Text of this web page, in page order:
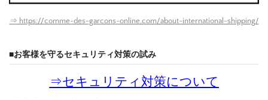
⇒ https://comme-des-garcons-online.com/about-international-shipping/
■お客様を守るセキュリティ対策の試み
⇒セキュリティ対策について